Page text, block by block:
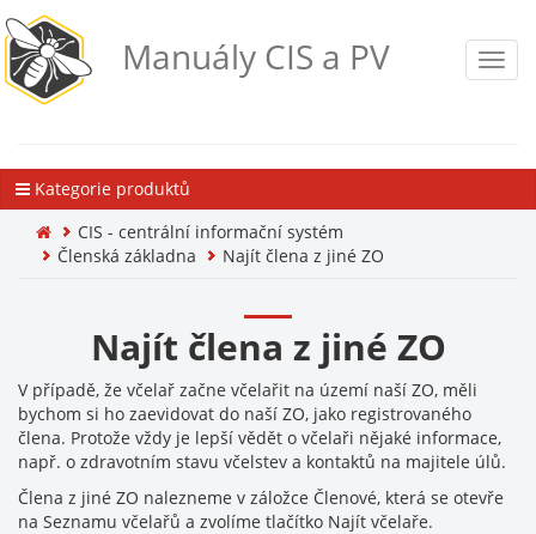
Manuály CIS a PV
Kategorie produktů
CIS - centrální informační systém
Členská základna
Najít člena z jiné ZO
Najít člena z jiné ZO
V případě, že včelař začne včelařit na území naší ZO, měli
bychom si ho zaevidovat do naší ZO, jako registrovaného
člena. Protože vždy je lepší vědět o včelaři nějaké informace,
např. o zdravotním stavu včelstev a kontaktů na majitele úlů.
Člena z jiné ZO nalezneme v záložce Členové, která se otevře
na Seznamu včelařů a zvolíme tlačítko Najít včelaře.